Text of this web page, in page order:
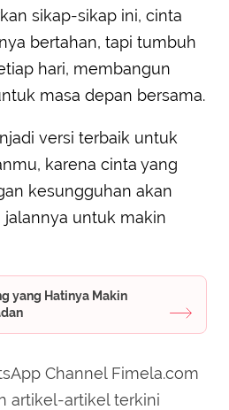
sikap-sikap ini, cinta
bertahan, tapi tumbuh
hari, membangun
masa depan bersama.
versi terbaik untuk
karena cinta yang
kesungguhan akan
untuk makin
yang Hatinya Makin
Channel Fimela.com
artikel-artikel terkini